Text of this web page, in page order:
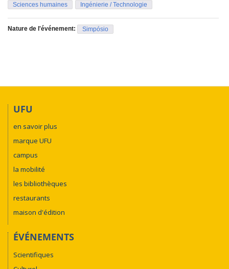
Sciences humaines
Ingénierie / Technologie
Nature de l'événement: Simpósio
UFU
en savoir plus
marque UFU
campus
la mobilité
les bibliothèques
restaurants
maison d'édition
ÉVÉNEMENTS
Scientifiques